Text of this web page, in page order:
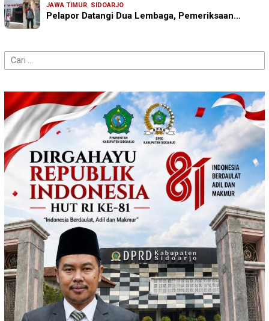
JAWA TIMUR, SIDOARJO
Pelapor Datangi Dua Lembaga, Pemeriksaan…
Cari
untuk: